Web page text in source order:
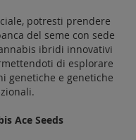
potresti prendere
del seme con sede
ibridi innovativi
di esplorare
genetiche e genetiche
Ace Seeds